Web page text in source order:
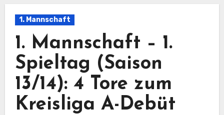
1. Mannschaft
1. Mannschaft – 1.
Spieltag (Saison
13/14): 4 Tore zum
Kreisliga A-Debüt